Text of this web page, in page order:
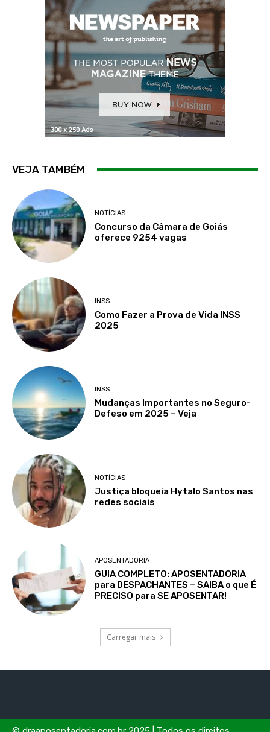
VEJA TAMBÉM
NOTÍCIAS
Concurso da Câmara de Goiás
oferece 9254 vagas
INSS
Como Fazer a Prova de Vida INSS
2025
INSS
Mudanças Importantes no Seguro-
Defeso em 2025 – Veja
NOTÍCIAS
Justiça bloqueia Hytalo Santos nas
redes sociais
APOSENTADORIA
GUIA COMPLETO: APOSENTADORIA
para DESPACHANTES – SAIBA o que É
PRECISO para SE APOSENTAR!
Carregar mais